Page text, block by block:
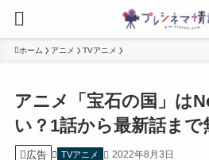
ホーム アニメ TVアニメ
アニメ「宝石の国」は
い？1話から最新話まで
広告 TVアニメ 2022年8月3日